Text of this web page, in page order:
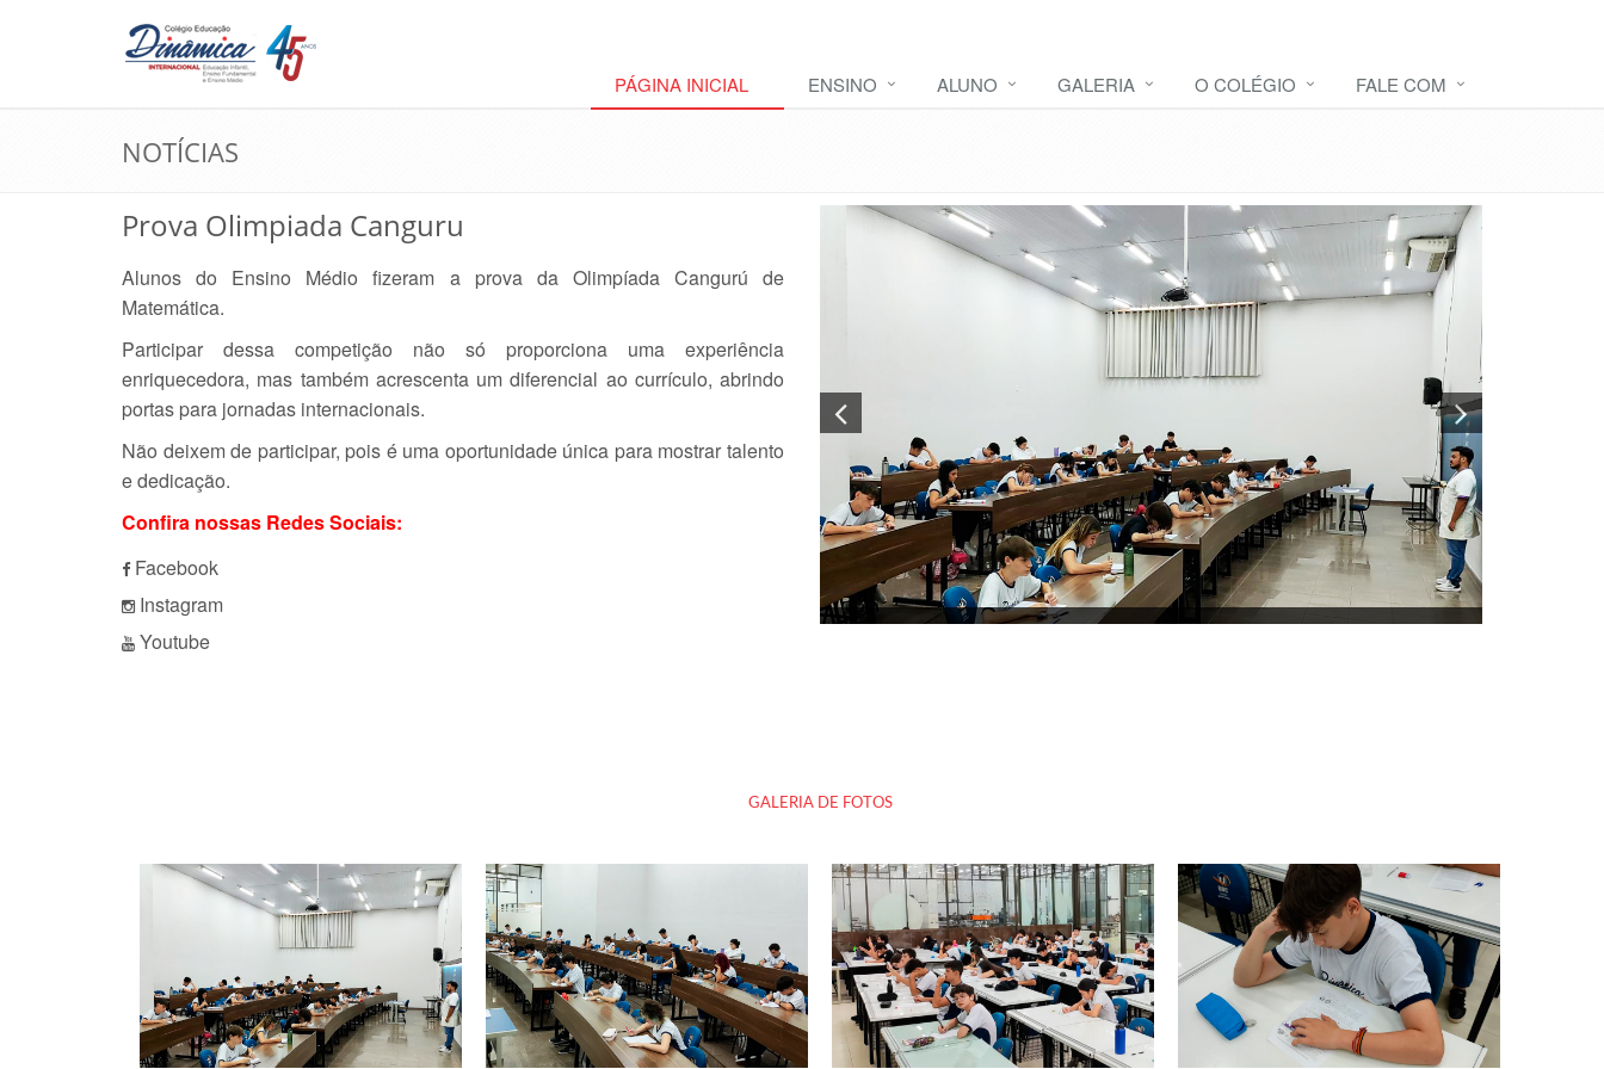
PÁGINA INICIAL ENSINO ALUNO GALERIA O COLÉGIO FALE COM
NOTÍCIAS
Prova Olimpiada Canguru
Alunos do Ensino Médio fizeram a prova da Olimpíada Cangurú de
Matemática.
Participar dessa competição não só proporciona uma experiência
enriquecedora, mas também acrescenta um diferencial ao currículo, abrindo
portas para jornadas internacionais.
Não deixem de participar, pois é uma oportunidade única para mostrar talento
e dedicação.
Confira nossas Redes Sociais:
Facebook
Instagram
Youtube
GALERIA DE FOTOS